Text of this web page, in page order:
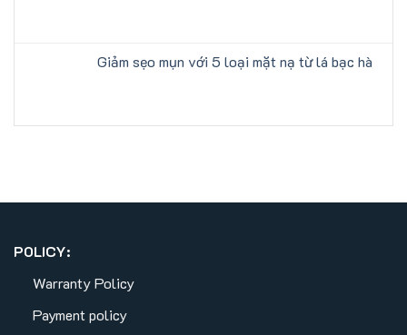
Giảm sẹo mụn với 5 loại mặt nạ từ lá bạc hà
POLICY:
Warranty Policy
Payment policy